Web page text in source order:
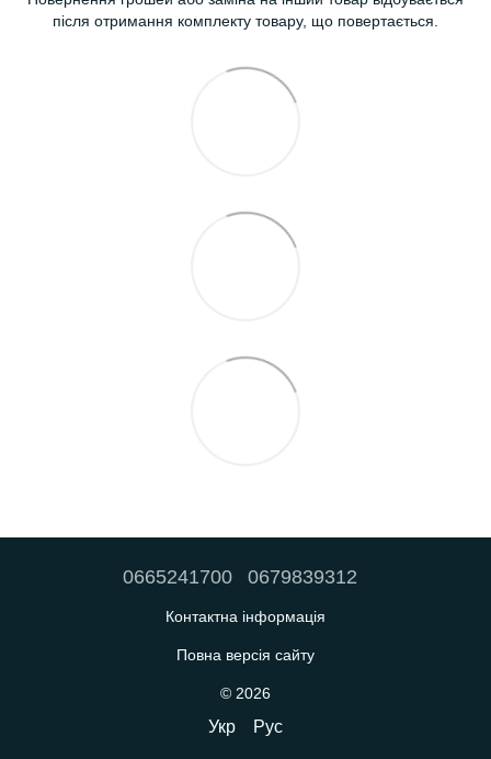
після отримання комплекту товару, що повертається.
0665241700 0679839312
Контактна інформація
Повна версія сайту
© 2026
Укр Рус